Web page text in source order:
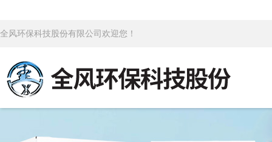
全风环保科技股份有限公司欢迎您！